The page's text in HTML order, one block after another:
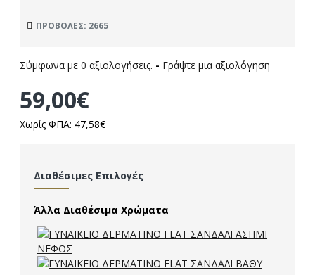
ΠΡΟΒΟΛΈΣ: 2665
Σύμφωνα με 0 αξιολογήσεις. - Γράψτε μια αξιολόγηση
59,00€
Χωρίς ΦΠΑ: 47,58€
Διαθέσιμες Επιλογές
Άλλα Διαθέσιμα Χρώματα